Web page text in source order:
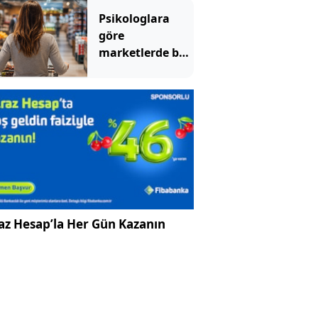
Psikologlara
göre
marketlerde bu
çalıyormuş
Hesap’la Her Gün Kazanın